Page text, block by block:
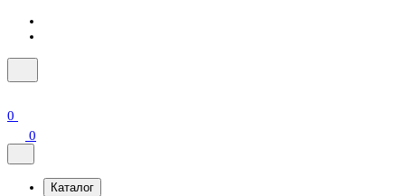
0
0
Каталог